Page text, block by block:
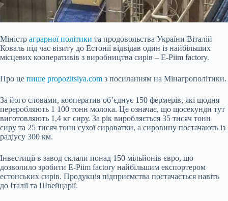
Міністр аграрної політики та продовольства України Віталій
Коваль під час візиту до Естонії відвідав один із найбільших
місцевих кооперативів з виробництва сирів – E-Piim factory.
Про це пише propozitsiya.com з посиланням на Мінагрополітики.
За його словами, кооператив об’єднує 150 фермерів, які щодня
переробляють 1 100 тонн молока. Це означає, що щосекунди тут
виготовляють 1,4 кг сиру. За рік виробляється 35 тисяч тонн
сиру та 25 тисяч тонн сухої сироватки, а сировину постачають із
радіусу 300 км.
Інвестиції в завод склали понад 150 мільйонів євро, що
дозволило зробити E-Piim factory найбільшим експортером
естонських сирів. Продукція підприємства постачається навіть
до Італії та Швейцарії.